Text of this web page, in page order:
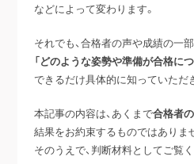
などによって変わります。
それでも、合格者の声や成績の一
「どのような姿勢や準備が合格に
できるだけ具体的に知っていただ
本記事の内容は、あくまで合格者
結果をお約束するものではありま
そのうえで、判断材料としてご覧く